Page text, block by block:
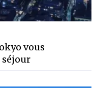
vous